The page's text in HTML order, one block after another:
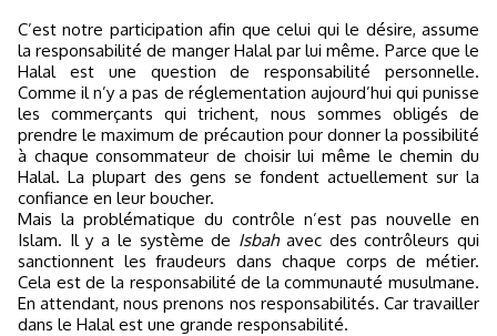
C’est notre participation afin que celui qui le désire, assume
la responsabilité de manger Halal par lui même. Parce que le
Halal est une question de responsabilité personnelle.
Comme il n’y a pas de réglementation aujourd’hui qui punisse
les commerçants qui trichent, nous sommes obligés de
prendre le maximum de précaution pour donner la possibilité
à chaque consommateur de choisir lui même le chemin du
Halal. La plupart des gens se fondent actuellement sur la
confiance en leur boucher.
Mais la problématique du contrôle n’est pas nouvelle en
Islam. Il y a le système de Isbah avec des contrôleurs qui
sanctionnent les fraudeurs dans chaque corps de métier.
Cela est de la responsabilité de la communauté musulmane.
En attendant, nous prenons nos responsabilités. Car travailler
dans le Halal est une grande responsabilité.